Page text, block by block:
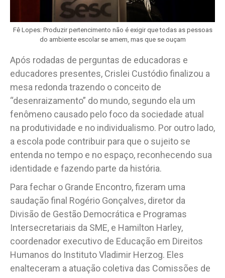
Fê Lopes: Produzir pertencimento não é exigir que todas as pessoas
do ambiente escolar se amem, mas que se ouçam
Após rodadas de perguntas de educadoras e
educadores presentes, Crislei Custódio finalizou a
mesa redonda trazendo o conceito de
“desenraizamento” do mundo, segundo ela um
fenômeno causado pelo foco da sociedade atual
na produtividade e no individualismo. Por outro lado,
a escola pode contribuir para que o sujeito se
entenda no tempo e no espaço, reconhecendo sua
identidade e fazendo parte da história.
Para fechar o Grande Encontro, fizeram uma
saudação final Rogério Gonçalves, diretor da
Divisão de Gestão Democrática e Programas
Intersecretariais da SME, e Hamilton Harley,
coordenador executivo de Educação em Direitos
Humanos do Instituto Vladimir Herzog. Eles
enalteceram a atuação coletiva das Comissões de